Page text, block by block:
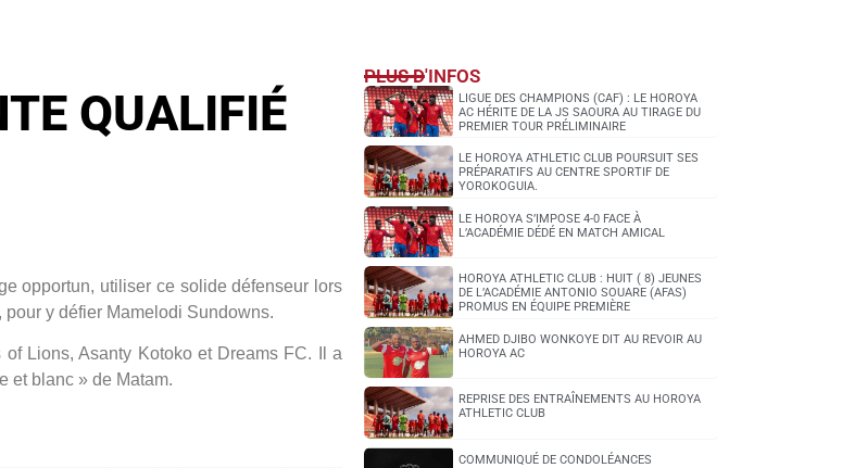
QUALIFIÉ
opportun, utiliser ce solide défenseur lors
y défier Mamelodi Sundowns.
Lions, Asanty Kotoko et Dreams FC. Il a
et blanc » de Matam.
PLUS D'INFOS
LIGUE DES CHAMPIONS (CAF) : LE HOROYA
AC HÉRITE DE LA JS SAOURA AU TIRAGE DU
PREMIER TOUR PRÉLIMINAIRE
LE HOROYA ATHLETIC CLUB POURSUIT SES
PRÉPARATIFS AU CENTRE SPORTIF DE
YOROKOGUIA.
LE HOROYA S’IMPOSE 4-0 FACE À
L’ACADÉMIE DÉDÉ EN MATCH AMICAL
HOROYA ATHLETIC CLUB : HUIT ( 8) JEUNES
DE L’ACADÉMIE ANTONIO SOUARE (AFAS)
PROMUS EN ÉQUIPE PREMIÈRE
AHMED DJIBO WONKOYE DIT AU REVOIR AU
HOROYA AC
REPRISE DES ENTRAÎNEMENTS AU HOROYA
ATHLETIC CLUB
COMMUNIQUÉ DE CONDOLÉANCES